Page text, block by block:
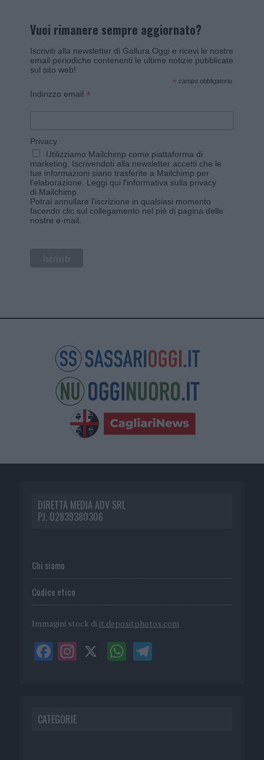
Vuoi rimanere sempre aggiornato?
Iscriviti alla newsletter di Gallura Oggi e ricevi le nostre
email periodiche contenenti le ultime notizie pubblicate
sul sito web!
* campo obbligatorio
Indirizzo email *
Privacy
Utilizziamo Mailchimp come piattaforma di
marketing. Iscrivendoti alla newsletter accetti che le
tue informazioni siano trasferite a Mailchimp per
l'elaborazione. Leggi qui l'informativa sulla privacy
di Mailchimp
Potrai annullare l'iscrizione in qualsiasi momento
facendo clic sul collegamento nel piè di pagina delle
nostre e-mail.
DIRETTA MEDIA ADV SRL
P.I. 02839380306
Chi siamo
Codice etico
Immagini stock di it.depositphotos.com
CATEGORIE